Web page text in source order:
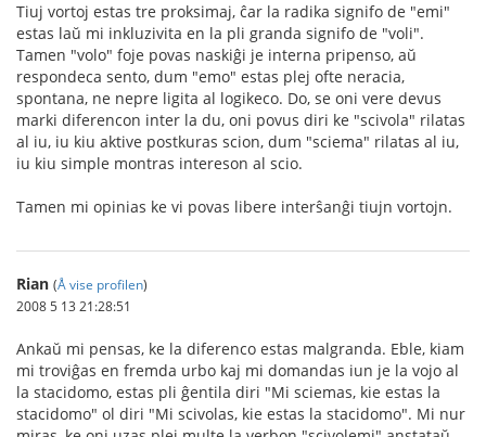
Tiuj vortoj estas tre proksimaj, ĉar la radika signifo de "emi"
estas laŭ mi inkluzivita en la pli granda signifo de "voli".
Tamen "volo" foje povas naskiĝi je interna pripenso, aŭ
respondeca sento, dum "emo" estas plej ofte neracia,
spontana, ne nepre ligita al logikeco. Do, se oni vere devus
marki diferencon inter la du, oni povus diri ke "scivola" rilatas
al iu, iu kiu aktive postkuras scion, dum "sciema" rilatas al iu,
iu kiu simple montras intereson al scio.
Tamen mi opinias ke vi povas libere interŝanĝi tiujn vortojn.
Rian (Å vise profilen)
2008 5 13 21:28:51
Ankaŭ mi pensas, ke la diferenco estas malgranda. Eble, kiam
mi troviĝas en fremda urbo kaj mi domandas iun je la vojo al
la stacidomo, estas pli ĝentila diri "Mi sciemas, kie estas la
stacidomo" ol diri "Mi scivolas, kie estas la stacidomo". Mi nur